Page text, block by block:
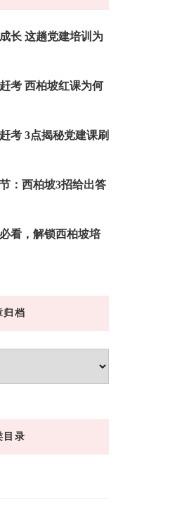
长 这趟党建培训为
考 西柏坡红课为何
考 3点揭秘党建课刷
：西柏坡3招给出答
看，解锁西柏坡培
归档
目录